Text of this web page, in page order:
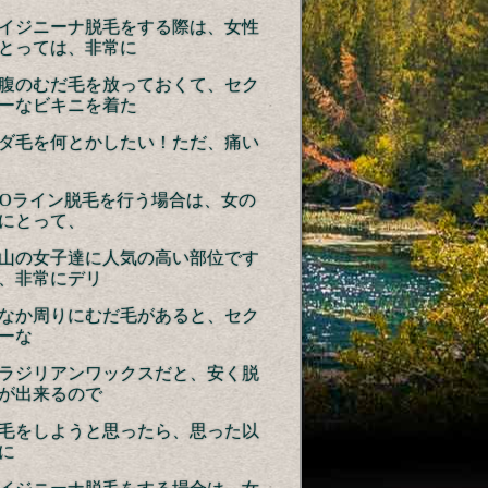
ジニーナ脱毛をする際は、女性
っては、非常に
のむだ毛を放っておくて、セク
なビキニを着た
毛を何とかしたい！ただ、痛い
ライン脱毛を行う場合は、女の
とって、
の女子達に人気の高い部位です
非常にデリ
か周りにむだ毛があると、セク
な
ジリアンワックスだと、安く脱
出来るので
をしようと思ったら、思った以